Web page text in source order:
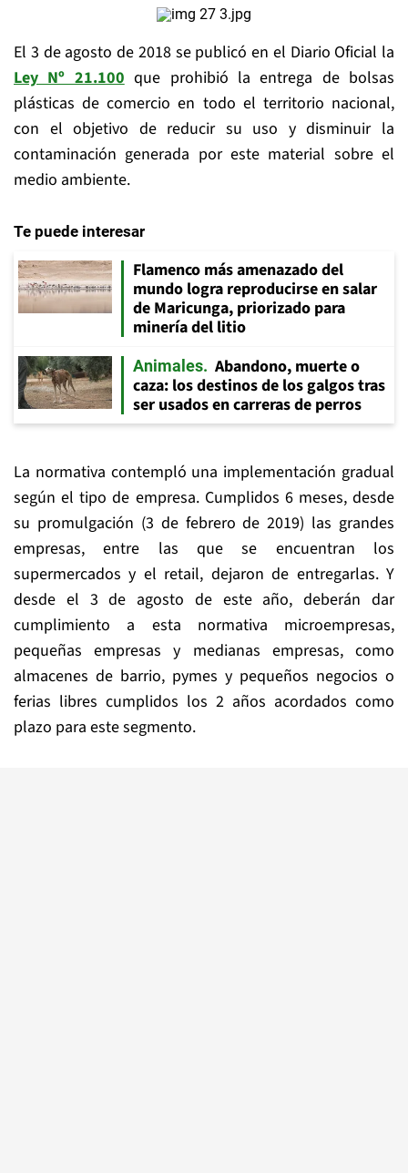
El 3 de agosto de 2018 se publicó en el Diario Oficial la
Ley Nº 21.100que prohibió la entrega de bolsas
plásticas de comercio en todo el territorio nacional,
con el objetivo de reducir su uso y disminuir la
contaminación generada por este material sobre el
medio ambiente.
Te puede interesar
Flamenco más amenazado del
mundo logra reproducirse en salar
de Maricunga, priorizado para
minería del litio
Animales
Abandono, muerte o
caza: los destinos de los galgos tras
ser usados en carreras de perros
La normativa contempló una implementación gradual
según el tipo de empresa. Cumplidos 6 meses, desde
su promulgación (3 de febrero de 2019) las grandes
empresas, entre las que se encuentran los
supermercados y el retail, dejaron de entregarlas. Y
desde el 3 de agosto de este año, deberán dar
cumplimiento a esta normativa microempresas,
pequeñas empresas y medianas empresas, como
almacenes de barrio, pymes y pequeños negocios o
ferias libres cumplidos los 2 años acordados como
plazo para este segmento.